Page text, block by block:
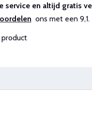
service en altijd gratis
ons met een 9,1.
product